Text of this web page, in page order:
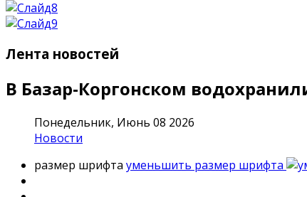
Лента новостей
В Базар-Коргонском
Понедельник, Июнь 08 2026
Новости
размер шрифта уменьшить размер шрифта